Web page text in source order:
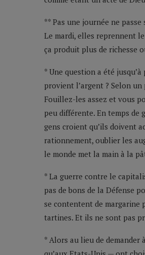
** Pas une journée ne
Le mardi, elles reprennent
ça produit plus de richesse
* Une question a été
provient l’argent ? Selon
Fouillez-les assez et vous
peu différente. En temps de
gens croient qu’ils doivent
rationnement, oublier les
le monde met la main à la
* La guerre contre le
pas de bons de la Défense
se contentent de margarine
tartines. Et ils ne sont pas
* Alors au lieu de